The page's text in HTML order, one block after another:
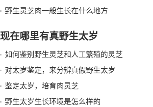
野生灵芝肉一般生长在什么地方
现在哪里有真野生太岁
如何鉴别野生灵芝和人工繁殖的灵芝
对太岁鉴定，来分辨真假野生太岁
鉴定太岁，培育肉灵芝
野生太岁生长环境是怎么样的